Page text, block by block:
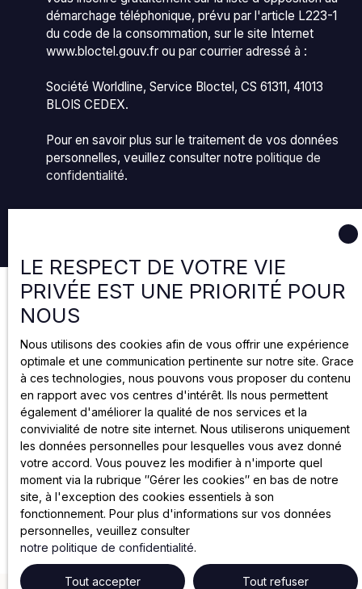
courses du quotidien, ainsi qu'un arrêt de bus pour
vous déplacer facilement. À moins de 10 minutes en
voiture, vous aurez accès à un supermarché, une
pharmacie, et un centre médical. Enfin, à moins de 15
restaurant, et d'une école pour vos enfants. Ne
laissez pas passer cette opportunité !Cette maison
de l'ancien se marie à la modernité pour créer un
cadre de vie unique. Que vous soyez à la recherche
d'une résidence principale, d'une maison de famille
et laissez-vous conter l'histoire de cette maison qui
vous ressemble.
démarchage téléphonique, prévu par l'article L223-1
du code de la consommation, sur le site Internet
www.bloctel.gouv.fr ou par courrier adressé à :
Société Worldline, Service Bloctel, CS 61311, 41013
BLOIS CEDEX.
Pour en savoir plus sur le traitement de vos données
personnelles, veuillez consulter notre politique de
confidentialité.
LE RESPECT DE VOTRE VIE
PRIVÉE EST UNE PRIORITÉ POUR
NOUS
Nous utilisons des cookies afin de vous offrir une expérience
optimale et une communication pertinente sur notre site. Grace
à ces technologies, nous pouvons vous proposer du contenu
en rapport avec vos centres d'intérêt. Ils nous permettent
également d'améliorer la qualité de nos services et la
convivialité de notre site internet. Nous utiliserons uniquement
les données personnelles pour lesquelles vous avez donné
votre accord. Vous pouvez les modifier à n'importe quel
moment via la rubrique ″Gérer les cookies″ en bas de notre
site, à l'exception des cookies essentiels à son
fonctionnement. Pour plus d'informations sur vos données
personnelles, veuillez consulter
notre politique de confidentialité.
Tout accepter Tout refuser